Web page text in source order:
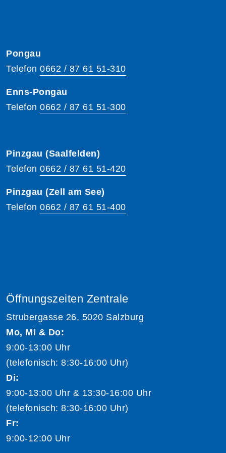
Pongau
Telefon 0662 / 87 61 51-310
Enns-Pongau
Telefon 0662 / 87 61 51-300
Pinzgau (Saalfelden)
Telefon 0662 / 87 61 51-420
Pinzgau (Zell am See)
Telefon 0662 / 87 61 51-400
Öffnungszeiten Zentrale
Strubergasse 26, 5020 Salzburg
Mo, Mi & Do:
9:00-13:00 Uhr
(telefonisch: 8:30-16:00 Uhr)
Di:
9:00-13:00 Uhr & 13:30-16:00 Uhr
(telefonisch: 8:30-16:00 Uhr)
Fr:
9:00-12:00 Uhr